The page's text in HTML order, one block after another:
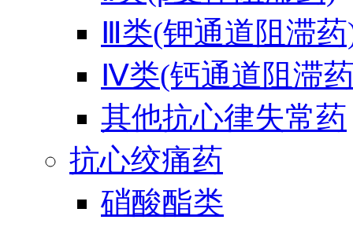
Ⅲ类(钾通道阻滞
Ⅳ类(钙通道阻滞
其他抗心律失常药
抗心绞痛药
硝酸酯类